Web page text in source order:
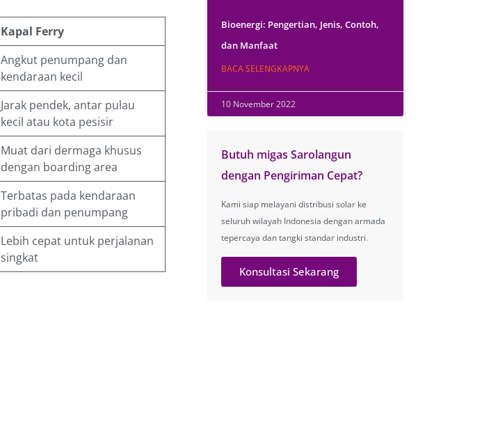
Kapal Ferry
Angkut penumpang dan
kendaraan kecil
Jarak pendek, antar pulau
kecil atau kota pesisir
Muat dari dermaga khusus
dengan boarding area
Terbatas pada kendaraan
pribadi dan penumpang
Lebih cepat untuk perjalanan
singkat
Bioenergi: Pengertian, Jenis, Contoh,
dan Manfaat
BACA SELENGKAPNYA
10 November 2022
Butuh migas Sarolangun
dengan Pengiriman Cepat?
Kami siap melayani distribusi solar ke
seluruh wilayah Indonesia dengan armada
tepercaya dan tangki standar industri.
Konsultasi Sekarang